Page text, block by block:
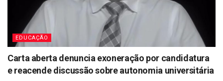
EDUCAÇÃO
Carta aberta denuncia exoneração por candidatura
e reacende discussão sobre autonomia universitária